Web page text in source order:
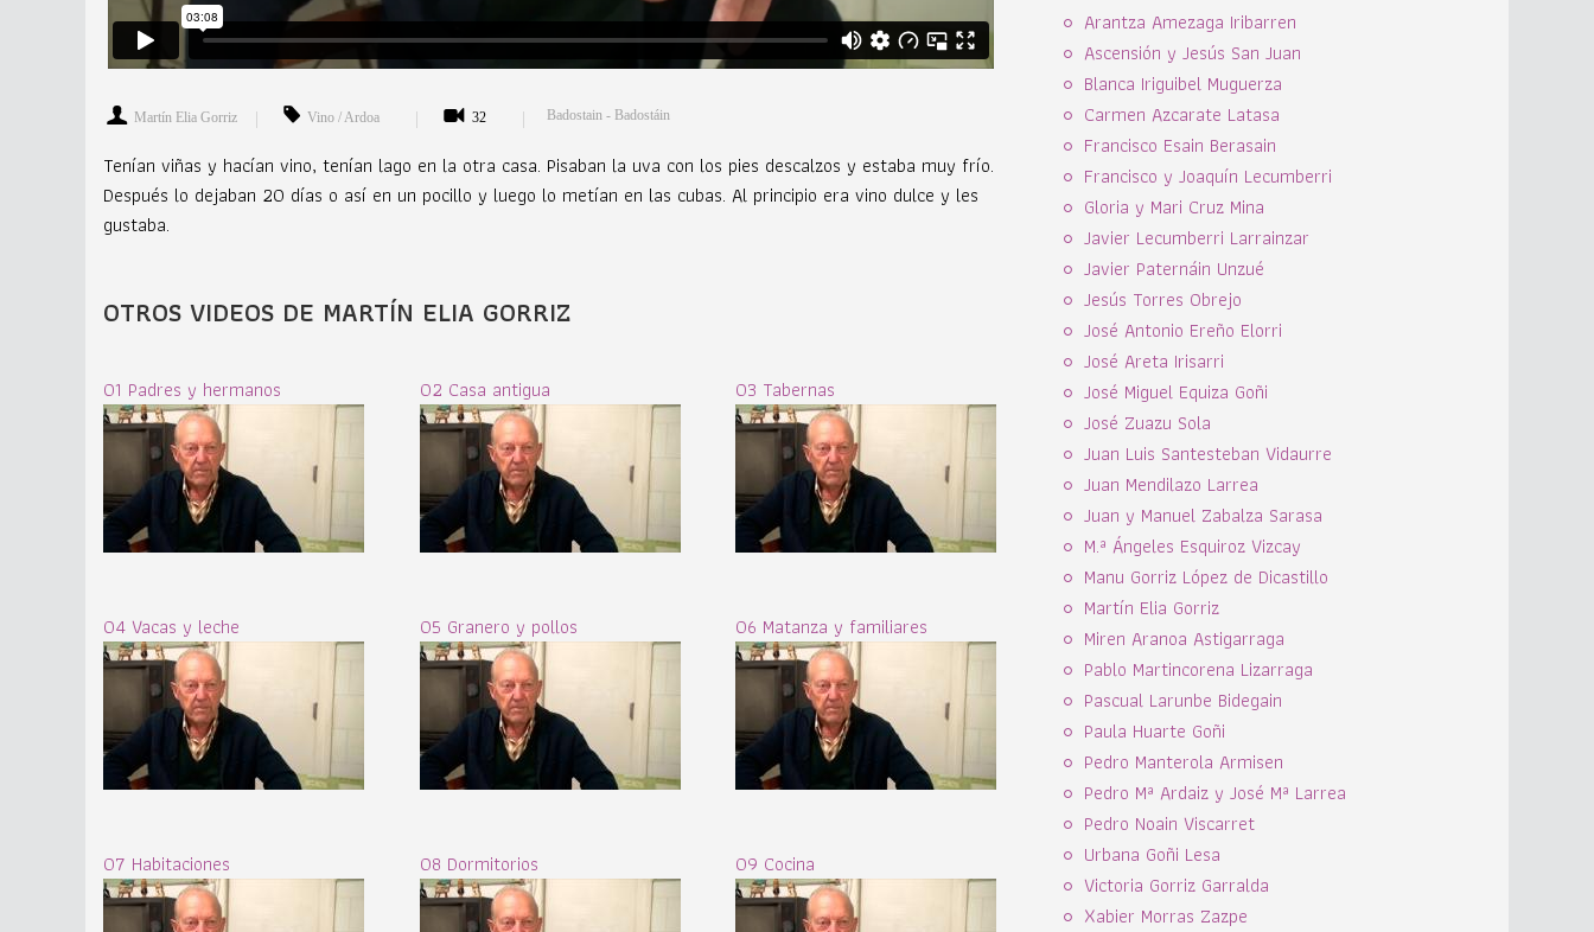
Martín Elia Gorriz Vino / Ardoa 32 Badostain - Badostáin
Tenían viñas y hacían vino, tenían lago en la otra casa. Pisaban la uva con los pies descalzos y estaba muy frío.
Después lo dejaban 20 días o así en un pocillo y luego lo metían en las cubas. Al principio era vino dulce y les
gustaba.
OTROS VIDEOS DE MARTÍN ELIA GORRIZ
01 Padres y hermanos 02 Casa antigua 03 Tabernas
04 Vacas y leche 05 Granero y pollos 06 Matanza y familiares
07 Habitaciones 08 Dormitorios 09 Cocina
Arantza Amezaga Iribarren
Ascensión y Jesús San Juan
Blanca Iriguibel Muguerza
Carmen Azcarate Latasa
Francisco Esain Berasain
Francisco y Joaquín Lecumberri
Gloria y Mari Cruz Mina
Javier Lecumberri Larrainzar
Javier Paternáin Unzué
Jesús Torres Obrejo
José Antonio Ereño Elorri
José Areta Irisarri
José Miguel Equiza Goñi
José Zuazu Sola
Juan Luis Santesteban Vidaurre
Juan Mendilazo Larrea
Juan y Manuel Zabalza Sarasa
M.ª Ángeles Esquiroz Vizcay
Manu Gorriz López de Dicastillo
Martín Elia Gorriz
Miren Aranoa Astigarraga
Pablo Martincorena Lizarraga
Pascual Larunbe Bidegain
Paula Huarte Goñi
Pedro Manterola Armisen
Pedro Mª Ardaiz y José Mª Larrea
Pedro Noain Viscarret
Urbana Goñi Lesa
Victoria Gorriz Garralda
Xabier Morras Zazpe